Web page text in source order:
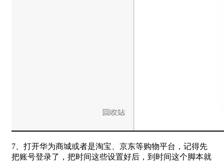
7、打开华为商城或者是淘宝、京东等购物平台，记得先
把账号登录了，把时间这些设置好后，到时间这个脚本就